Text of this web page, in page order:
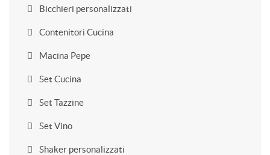
Bicchieri personalizzati
Contenitori Cucina
Macina Pepe
Set Cucina
Set Tazzine
Set Vino
Shaker personalizzati